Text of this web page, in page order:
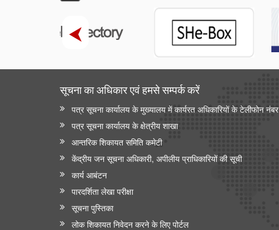
सूचना का अधिकार एवं हमसे सम्‍पर्क करें
पत्र सूचना कार्यालय के मुख्यालय में कार्यरत अधिकारियों के टेलीफोन नंबर
पत्र सूचना कार्यालय के क्षेत्रीय शाखा
आन्‍तरिक शिकायत समिति कमेटी
केंद्रीय जन सूचना अधिकारी, अपीलीय प्राधिकारियों की सूची
कार्य आबंटन
पारदर्शिता लेखा परीक्षा
सूचना पुस्तिका
लोक शिकायत निवेदन करने के लिए पोर्टल